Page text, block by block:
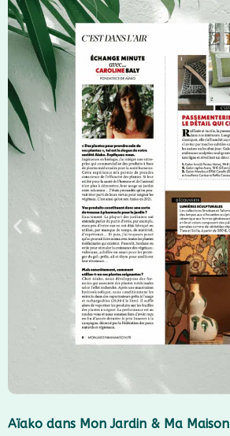
Aïako dans Mon Jardin & Ma Maison